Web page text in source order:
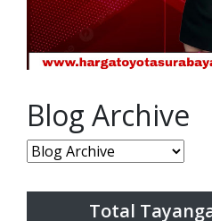
Blog Archive
Total